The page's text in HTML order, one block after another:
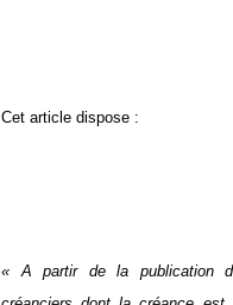
Cet article dispose :
« A partir de la publication